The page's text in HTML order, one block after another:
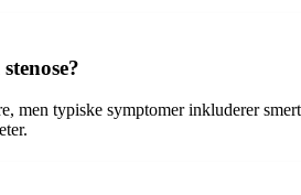
men typiske symptomer inkluderer